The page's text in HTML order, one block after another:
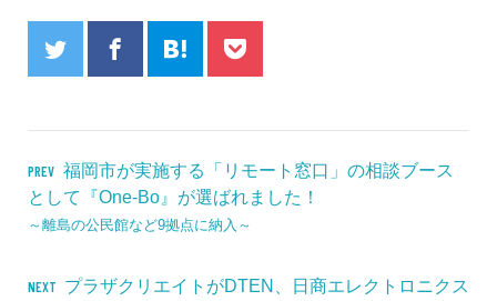
PREV 福岡市が実施する「リモート窓口」の相談ブース
として『One-Bo』が選ばれました！
～離島の公民館など9拠点に納入～
NEXT プラザクリエイトがDTEN、日商エレクトロニクス